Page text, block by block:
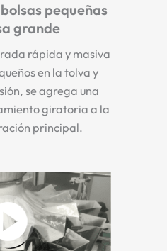
pequeñas
grande
rápida y masiva
en la tolva y
se agrega una
giratoria a la
principal.